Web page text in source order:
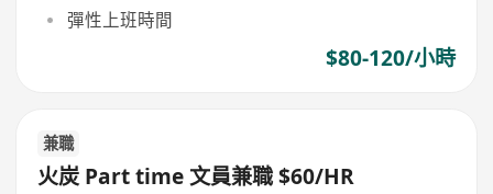
彈性上班時間
$80-120/小時
兼職
火炭 Part time 文員兼職 $60/HR